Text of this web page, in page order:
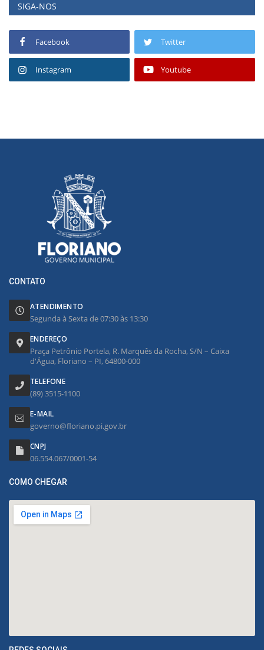
SIGA-NOS
Facebook Twitter
Instagram Youtube
CONTATO
ATENDIMENTO
Segunda à Sexta de 07:30 às 13:30
ENDEREÇO
Praça Petrônio Portela, R. Marquês da Rocha, S/N – Caixa
d'Água, Floriano – PI, 64800-000
TELEFONE
(89) 3515-1100
E-MAIL
governo@floriano.pi.gov.br
CNPJ
06.554.067/0001-54
COMO CHEGAR